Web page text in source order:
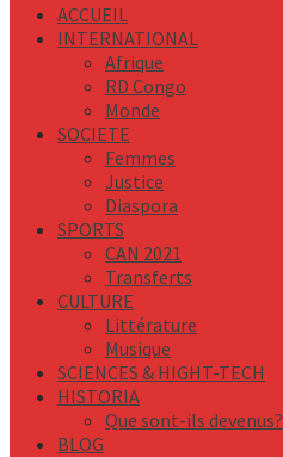
ACCUEIL
INTERNATIONAL
Afrique
RD Congo
Monde
SOCIETE
Femmes
Justice
Diaspora
SPORTS
CAN 2021
Transferts
CULTURE
Littérature
Musique
SCIENCES & HIGHT-TECH
HISTORIA
Que sont-ils devenus?
BLOG